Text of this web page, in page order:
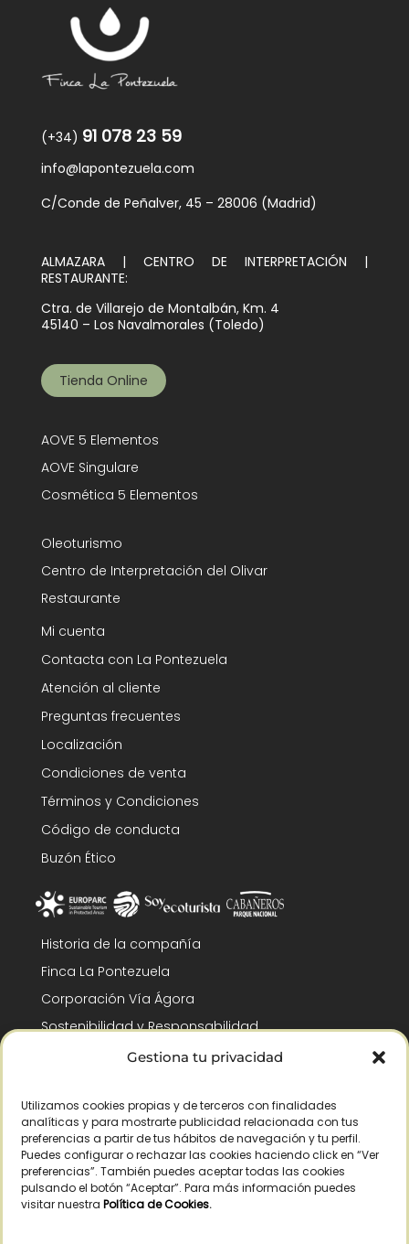
Gestiona tu privacidad
Utilizamos cookies propias y de terceros con finalidades
analíticas y para mostrarte publicidad relacionada con tus
preferencias a partir de tus hábitos de navegación y tu perfil.
Puedes configurar o rechazar las cookies haciendo click en “Ver
preferencias”. También puedes aceptar todas las cookies
pulsando el botón “Aceptar”. Para más información puedes
visitar nuestra Política de Cookies.
(+34) 91 078 23 59
info@lapontezuela.com
C/Conde de Peñalver, 45 – 28006 (Madrid)
ALMAZARA | CENTRO DE INTERPRETACIÓN |
RESTAURANTE:
Ctra. de Villarejo de Montalbán, Km. 4
45140 – Los Navalmorales (Toledo)
Tienda Online
AOVE 5 Elementos
AOVE Singulare
Cosmética 5 Elementos
Oleoturismo
Centro de Interpretación del Olivar
Restaurante
Mi cuenta
Contacta con La Pontezuela
Atención al cliente
Preguntas frecuentes
Localización
Condiciones de venta
Términos y Condiciones
Código de conducta
Buzón Ético
Historia de la compañía
Finca La Pontezuela
Corporación Vía Ágora
Sostenibilidad y Responsabilidad
RSC y Fundación Gómez-Pintado
Reconocimientos